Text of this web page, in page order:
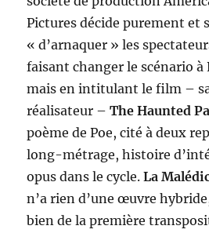
Pictures décide purement et
« d’arnaquer » les
faisant changer le scénario à
mais en intitulant le film –
réalisateur –The Haunted
poème de Poe, cité à deux
long-métrage, histoire
opus dans le cycle.La
n’a rien d’une œuvre
bien de la première